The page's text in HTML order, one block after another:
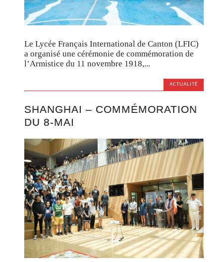
Le Lycée Français International de Canton (LFIC)
a organisé une cérémonie de commémoration de
l’Armistice du 11 novembre 1918,...
ACTUALITÉ
SHANGHAI – COMMÉMORATION
DU 8-MAI